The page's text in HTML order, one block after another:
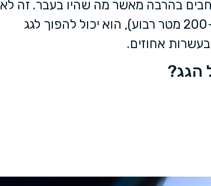
בהרבה מאשר מה שהיו בעבר. זה לא
משנה איזה שירות העסק מציע – כל עוד הגג גדול מספיק (כ-200 מטר רבוע), הוא יכול להפוך לגג
אחוזים.
הגג?